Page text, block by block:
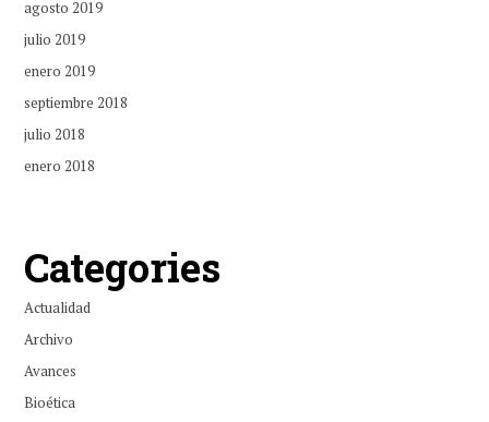
agosto 2019
julio 2019
enero 2019
septiembre 2018
julio 2018
enero 2018
Categories
Actualidad
Archivo
Avances
Bioética